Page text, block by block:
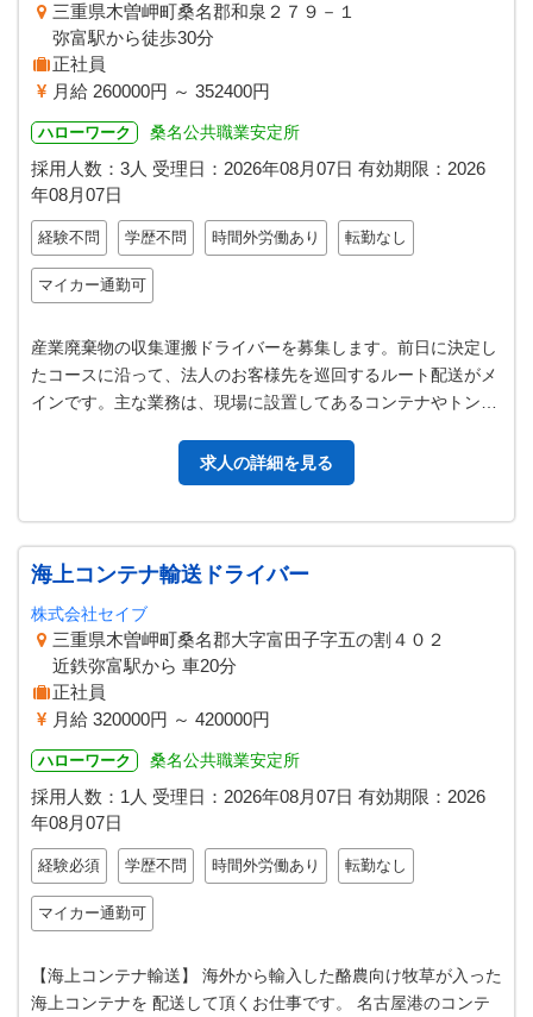
三重県木曽岬町桑名郡和泉２７９－１
弥富駅から徒歩30分
正社員
月給 260000円 ～ 352400円
ハローワーク 桑名公共職業安定所
採用人数：3人 受理日： 2026年08月07日 有効期限： 2026
年08月07日
経験不問 学歴不問 時間外労働あり 転勤なし
マイカー通勤可
産業廃棄物の収集運搬ドライバーを募集します。前日に決定し
たコースに沿って、法人のお客様先を巡回するルート配送がメ
インです。主な業務は、現場に設置してあるコンテナやトンパ
求人の詳細を見る
海上コンテナ輸送ドライバー
株式会社セイブ
三重県木曽岬町桑名郡大字富田子字五の割４０２
近鉄弥富駅から 車20分
正社員
月給 320000円 ～ 420000円
ハローワーク 桑名公共職業安定所
採用人数：1人 受理日： 2026年08月07日 有効期限： 2026
年08月07日
経験必須 学歴不問 時間外労働あり 転勤なし
マイカー通勤可
【海上コンテナ輸送】 海外から輸入した酪農向け牧草が入った
海上コンテナを 配送して頂くお仕事です。 名古屋港のコンテ